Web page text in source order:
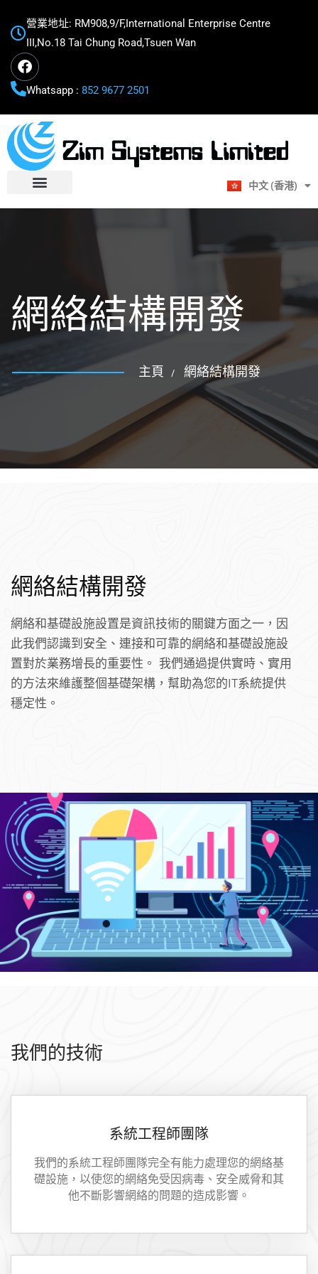
營業地址: RM908,9/F,International Enterprise Centre
III,No.18 Tai Chung Road,Tsuen Wan
Whatsapp : 852 9677 2501
中文 (香港)
Bahasa Melayu
網絡結構開發
主頁 網絡結構開發
網絡結構開發
網絡和基礎設施設置是資訊技術的關鍵方面之一，因
此我們認識到安全、連接和可靠的網絡和基礎設施設
置對於業務增長的重要性。 我們通過提供實時、實用
的方法來維護整個基礎架構，幫助為您的IT系統提供
穩定性。
我們的技術
系統工程師團隊
我們的系統工程師團隊完全有能力處理您的網絡基
礎設施，以使您的網絡免受因病毒、安全威脅和其
他不斷影響網絡的問題的造成影響。